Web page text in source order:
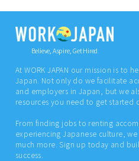
Believe, Aspire, Get Hired
At WORK JAPAN our mission is to
Japan. Not only do we facilitate
and employers in Japan, but we
resources you need to get started
From finding jobs to renting
experiencing Japanese culture,
much more. Sign up today and
success.